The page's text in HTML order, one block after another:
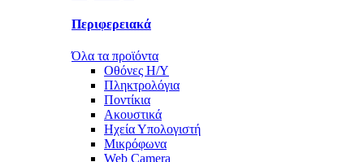
Περιφερειακά
Όλα τα προϊόντα
Οθόνες Η/Υ
Πληκτρολόγια
Ποντίκια
Ακουστικά
Ηχεία Υπολογιστή
Μικρόφωνα
Web Camera